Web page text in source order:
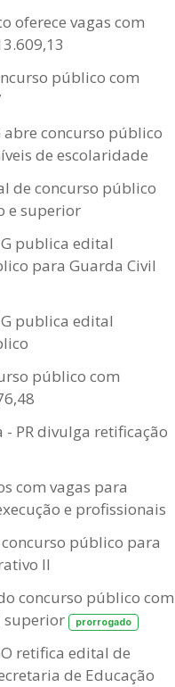
oferece vagas com
público com
abre concurso público
de escolaridade
de concurso público
e superior
publica edital
para Guarda Civil
publica edital
público com
- PR divulga retificação
com vagas para
e profissionais
concurso público para
II
concurso público com
superior
prorrogado
retifica edital de
de Educação